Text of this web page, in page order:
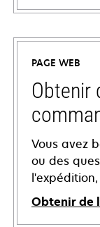
PAGE WEB
Obtenir
Vous avez
ou des
Obtenir de